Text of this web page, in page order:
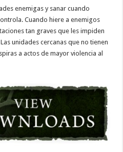
enemigas y sanar cuando
Cuando hiere a enemigos
tan graves que les impiden
unidades cercanas que no tienen
a actos de mayor violencia al